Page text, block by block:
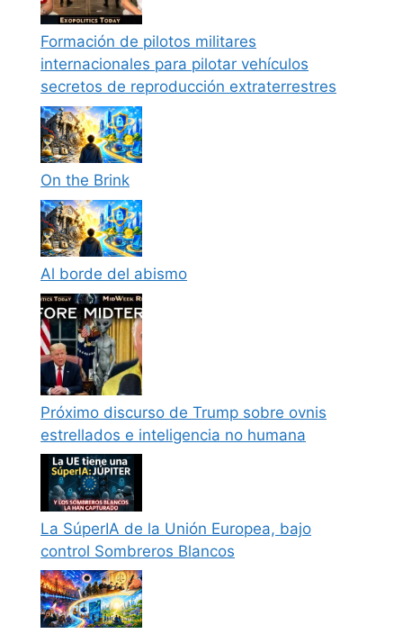
Formación de pilotos militares
internacionales para pilotar vehículos
secretos de reproducción extraterrestres
On the Brink
Al borde del abismo
Próximo discurso de Trump sobre ovnis
estrellados e inteligencia no humana
La SúperIA de la Unión Europea, bajo
control Sombreros Blancos